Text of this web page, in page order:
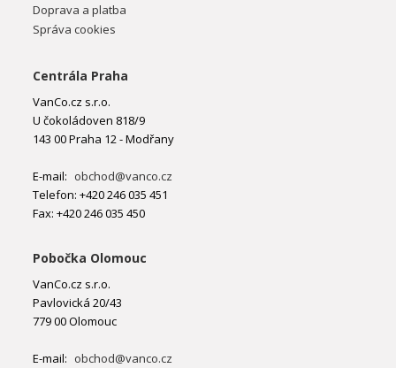
Doprava a platba
Správa cookies
Centrála Praha
VanCo.cz s.r.o.
U čokoládoven 818/9
143 00 Praha 12 - Modřany
E-mail: obchod@vanco.cz
Telefon: +420 246 035 451
Fax: +420 246 035 450
Pobočka Olomouc
VanCo.cz s.r.o.
Pavlovická 20/43
779 00 Olomouc
E-mail: obchod@vanco.cz